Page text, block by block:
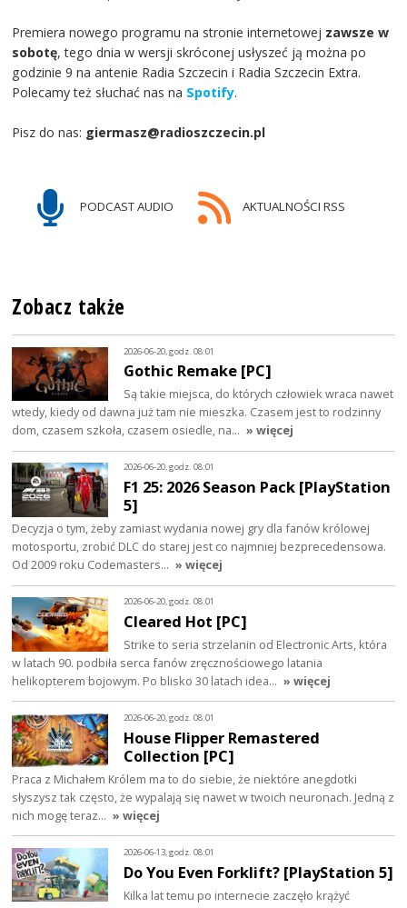
Premiera nowego programu na stronie internetowej zawsze w
sobotę, tego dnia w wersji skróconej usłyszeć ją można po
godzinie 9 na antenie Radia Szczecin i Radia Szczecin Extra.
Polecamy też słuchać nas na Spotify.
Pisz do nas: giermasz@radioszczecin.pl
PODCAST AUDIO AKTUALNOŚCI RSS
Zobacz także
2026-06-20, godz. 08:01
Gothic Remake [PC]
Są takie miejsca, do których człowiek wraca nawet
wtedy, kiedy od dawna już tam nie mieszka. Czasem jest to rodzinny
dom, czasem szkoła, czasem osiedle, na… » więcej
2026-06-20, godz. 08:01
F1 25: 2026 Season Pack [PlayStation
5]
Decyzja o tym, żeby zamiast wydania nowej gry dla fanów królowej
motosportu, zrobić DLC do starej jest co najmniej bezprecedensowa.
Od 2009 roku Codemasters… » więcej
2026-06-20, godz. 08:01
Cleared Hot [PC]
Strike to seria strzelanin od Electronic Arts, która
w latach 90. podbiła serca fanów zręcznościowego latania
helikopterem bojowym. Po blisko 30 latach idea… » więcej
2026-06-20, godz. 08:01
House Flipper Remastered
Collection [PC]
Praca z Michałem Królem ma to do siebie, że niektóre anegdotki
słyszysz tak często, że wypalają się nawet w twoich neuronach. Jedną z
nich mogę teraz… » więcej
2026-06-13, godz. 08:01
Do You Even Forklift? [PlayStation 5]
Kilka lat temu po internecie zaczęło krążyć